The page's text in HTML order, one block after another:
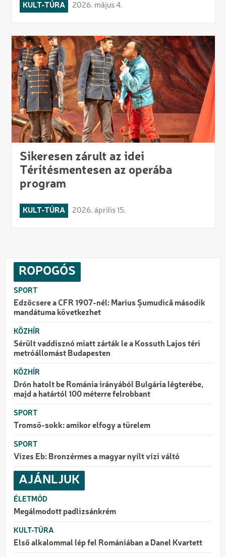
KULT-TÚRA 2026. május 4.
Sikeresen zárult az idei
Térítésmentesen az operába
program
KULT-TÚRA 2026. április 15.
ROPOGÓS
SPORT
Edzőcsere a CFR 1907-nél: Marius Şumudică második
mandátuma következhet
KÖZHÍR
Sérült vaddisznó miatt zárták le a Kossuth Lajos téri
metróállomást Budapesten
KÖZHÍR
Drón hatolt be Románia irányából Bulgária légterébe,
majd a határtól 100 méterre felrobbant
SPORT
Tromsö-sokk: amikor elfogy a türelem
SPORT
Vizes Eb: Bronzérmes a magyar nyílt vízi váltó
AJÁNLJUK
ÉLETMÓD
Megálmodott padlizsánkrém
KULT-TÚRA
Első alkalommal lép fel Romániában a Danel Kvartett